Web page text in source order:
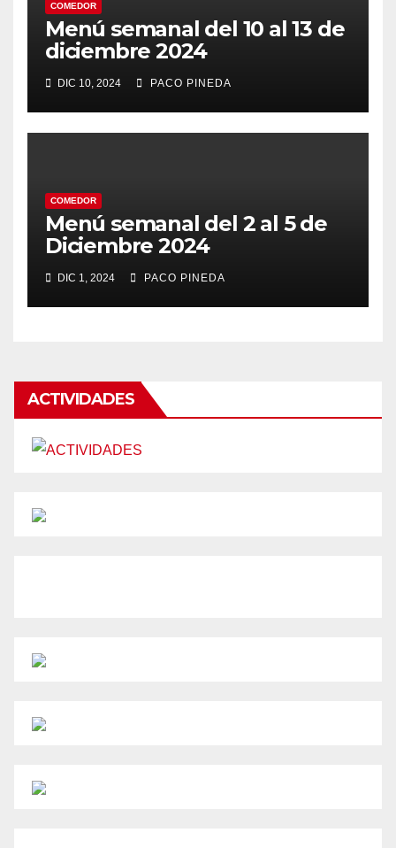
COMEDOR
Menú semanal del 10 al 13 de
diciembre 2024
DIC 10, 2024 PACO PINEDA
COMEDOR
Menú semanal del 2 al 5 de
Diciembre 2024
DIC 1, 2024 PACO PINEDA
ACTIVIDADES